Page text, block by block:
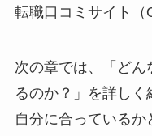
転職口コミサイト（
次の章では、「ど
るのか？」を詳しく
自分に合っている